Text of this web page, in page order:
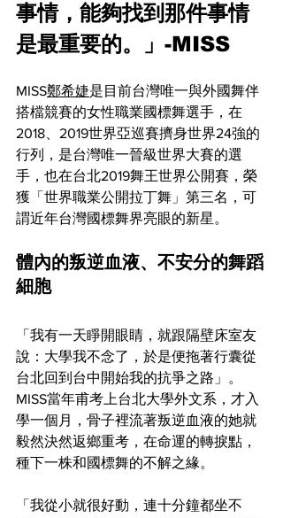
事情，能夠找到那件事情
是最重要的。」-MISS
MISS鄭希婕是目前台灣唯一與外國舞伴
搭檔競賽的女性職業國標舞選手，在
2018、2019世界亞巡賽擠身世界24強的
行列，是台灣唯一晉級世界大賽的選
手，也在台北2019舞王世界公開賽，榮
獲「世界職業公開拉丁舞」第三名，可
謂近年台灣國標舞界亮眼的新星。
體內的叛逆血液、不安分的舞蹈
細胞
「我有一天睜開眼睛，就跟隔壁床室友
說：大學我不念了，於是便拖著行囊從
台北回到台中開始我的抗爭之路」。
MISS當年甫考上台北大學外文系，才入
學一個月，骨子裡流著叛逆血液的她就
毅然決然返鄉重考，在命運的轉捩點，
種下一株和國標舞的不解之緣。
「我從小就很好動，連十分鐘都坐不